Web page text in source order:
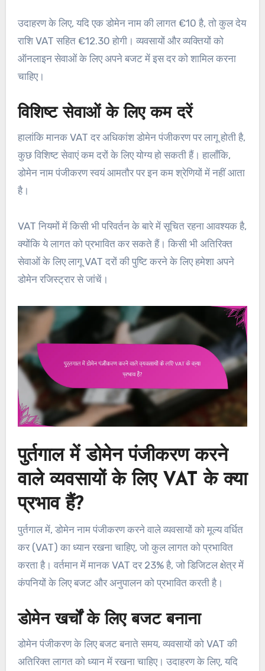
उदाहरण के लिए, यदि एक डोमेन नाम की लागत €10 है, तो कुल देय
राशि VAT सहित €12.30 होगी। व्यवसायों और व्यक्तियों को
ऑनलाइन सेवाओं के लिए अपने बजट में इस दर को शामिल करना
चाहिए।
विशिष्ट सेवाओं के लिए कम दरें
हालांकि मानक VAT दर अधिकांश डोमेन पंजीकरण पर लागू होती है,
कुछ विशिष्ट सेवाएं कम दरों के लिए योग्य हो सकती हैं। हालाँकि,
डोमेन नाम पंजीकरण स्वयं आमतौर पर इन कम श्रेणियों में नहीं आता
है।
VAT नियमों में किसी भी परिवर्तन के बारे में सूचित रहना आवश्यक है,
क्योंकि ये लागत को प्रभावित कर सकते हैं। किसी भी अतिरिक्त
सेवाओं के लिए लागू VAT दरों की पुष्टि करने के लिए हमेशा अपने
डोमेन रजिस्ट्रार से जांचें।
पुर्तगाल में डोमेन पंजीकरण करने
वाले व्यवसायों के लिए VAT के क्या
प्रभाव हैं?
पुर्तगाल में, डोमेन नाम पंजीकरण करने वाले व्यवसायों को मूल्य वर्धित
कर (VAT) का ध्यान रखना चाहिए, जो कुल लागत को प्रभावित
करता है। वर्तमान में मानक VAT दर 23% है, जो डिजिटल क्षेत्र में
कंपनियों के लिए बजट और अनुपालन को प्रभावित करती है।
डोमेन खर्चों के लिए बजट बनाना
डोमेन पंजीकरण के लिए बजट बनाते समय, व्यवसायों को VAT की
अतिरिक्त लागत को ध्यान में रखना चाहिए। उदाहरण के लिए, यदि